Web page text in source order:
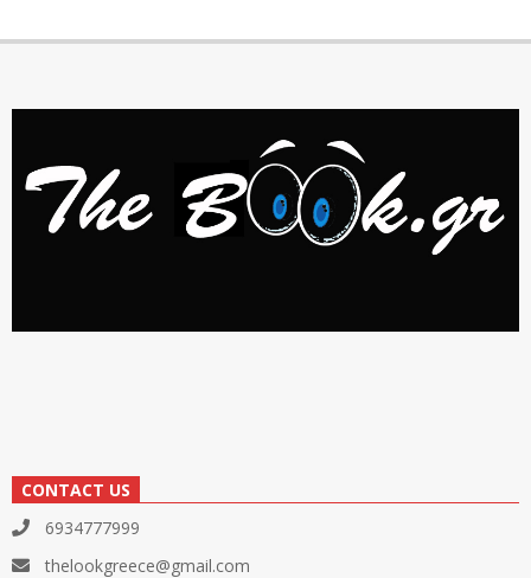
CONTACT US
6934777999
thelookgreece@gmail.com